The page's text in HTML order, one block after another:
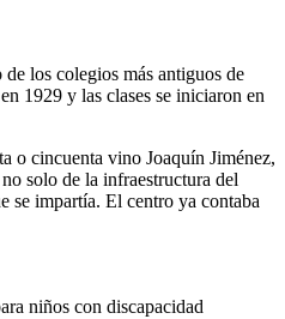
los colegios más antiguos de
1929 y las clases se iniciaron en
o cincuenta vino Joaquín Jiménez,
solo de la infraestructura del
se impartía. El centro ya contaba
niños con discapacidad